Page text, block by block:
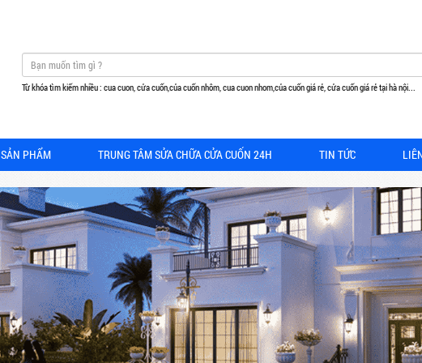
Từ khóa tìm kiếm nhiều : cua cuon, cửa cuốn,của cuốn nhôm, cua cuon nhom,của cuốn giá rẻ, cửa cuốn giá rẻ tại hà nội...
SẢN PHẨM TRUNG TÂM SỬA CHỮA CỬA CUỐN 24H TIN TỨC